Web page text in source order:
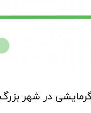
در شهر